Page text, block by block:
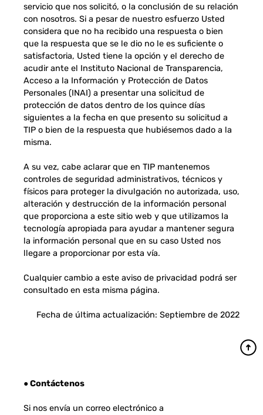
servicio que nos solicitó, o la conclusión de su relación
con nosotros. Si a pesar de nuestro esfuerzo Usted
considera que no ha recibido una respuesta o bien
que la respuesta que se le dio no le es suficiente o
satisfactoria, Usted tiene la opción y el derecho de
acudir ante el Instituto Nacional de Transparencia,
Acceso a la Información y Protección de Datos
Personales (INAI) a presentar una solicitud de
protección de datos dentro de los quince días
siguientes a la fecha en que presento su solicitud a
TIP o bien de la respuesta que hubiésemos dado a la
misma.
A su vez, cabe aclarar que en TIP mantenemos
controles de seguridad administrativos, técnicos y
físicos para proteger la divulgación no autorizada, uso,
alteración y destrucción de la información personal
que proporciona a este sitio web y que utilizamos la
tecnología apropiada para ayudar a mantener segura
la información personal que en su caso Usted nos
llegare a proporcionar por esta vía.
Cualquier cambio a este aviso de privacidad podrá ser
consultado en esta misma página.
Fecha de última actualización: Septiembre de 2022
● Contáctenos
Si nos envía un correo electrónico a